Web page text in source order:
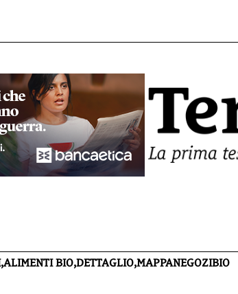
BIO,DETTAGLIO,MAPPANEGOZIBIO